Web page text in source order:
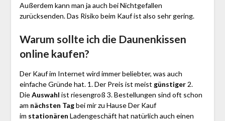
Außerdem kann man ja auch bei Nichtgefallen
zurücksenden. Das Risiko beim Kauf ist also sehr gering.
Warum sollte ich die Daunenkissen
online kaufen?
Der Kauf im Internet wird immer beliebter, was auch
einfache Gründe hat. 1. Der Preis ist meist günstiger2.
DieAuswahl ist riesengroß 3. Bestellungen sind oft schon
am nächsten Tagbei mir zu Hause Der Kauf
im stationären Ladengeschäft hat natürlich auch einen